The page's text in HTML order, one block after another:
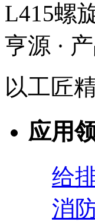
L415螺
亨源 ·
以工匠
应用
给
消